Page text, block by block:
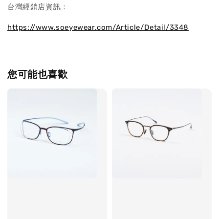
台灣經銷店資訊：
https://www.soeyewear.com/Article/Detail/3348
您可能也喜歡